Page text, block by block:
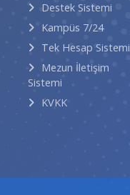
Destek Sistemi
Kampüs 7/24
Tek Hesap Sistemi
Mezun İletişim
Sistemi
KVKK